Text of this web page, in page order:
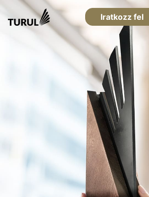
Iratkozz fel